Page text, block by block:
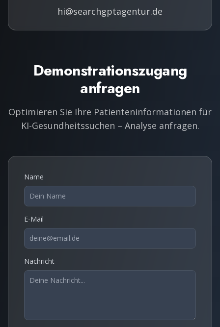
hi@searchgptagentur.de
Demonstrationszugang
anfragen
Optimieren Sie Ihre Patienteninformationen für
KI-Gesundheitssuchen – Analyse anfragen.
Name
E-Mail
Nachricht